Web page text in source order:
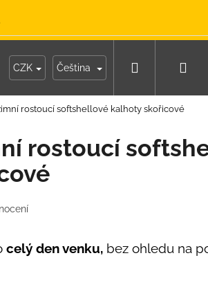
Moje objednávka
CZK Čeština Hledat
rostoucí softshellové kalhoty skořicové
rostoucí
celý den venku, bez ohledu na